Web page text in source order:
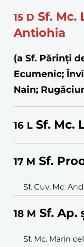
15 D Sf. Mc.
Antiohia
(a Sf. Părinţi
Ecumenic;
Nain;
16 L Sf. Mc.
17 M Sf.
Sf. Cuv. Mc.
18 M Sf. Ap.
Sf. Mc. Marin